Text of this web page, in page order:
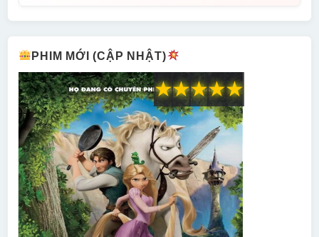
PHIM MỚI (CẬP NHẬT)
★
★
★
★
★